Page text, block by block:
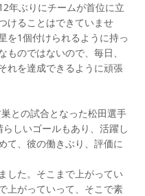
年ぶりにチームが首位に立
けることはできていませ
を1個付けられるように持っ
のではないので、毎日、
れを達成できるように頑張
との試合となった松田選手
しいゴールもあり、活躍し
て、彼の働きぶり、評価に
した。そこまで上がってい
上がっていって、そこで素